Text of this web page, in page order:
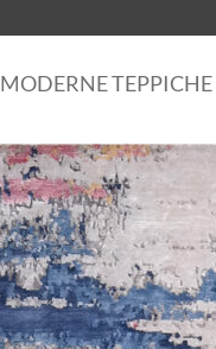
MODERNE TEPPICHE